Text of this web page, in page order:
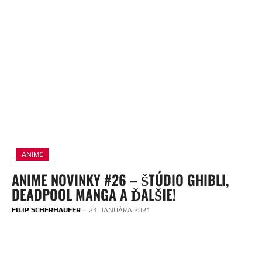
ANIME
ANIME NOVINKY #26 – ŠTÚDIO GHIBLI,
DEADPOOL MANGA A ĎALŠIE!
FILIP SCHERHAUFER - 24. JANUÁRA 2021